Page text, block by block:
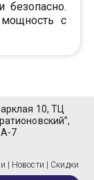
безопасно.
с
10, ТЦ
А-7
| Новости | Скидки